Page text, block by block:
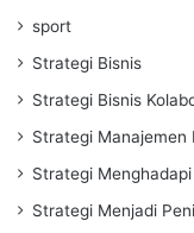
sport
Strategi Bisnis
Strategi Bisnis
Strategi Manajemen
Strategi
Strategi Menjadi